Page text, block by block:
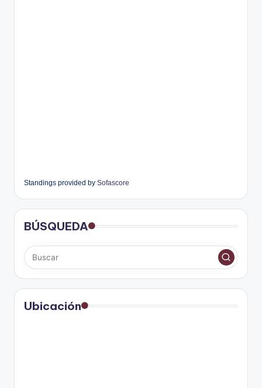
Standings provided by Sofascore
BÚSQUEDA
Ubicación